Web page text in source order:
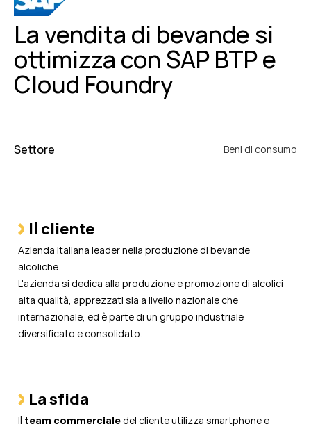
La vendita di bevande si
ottimizza con SAP BTP e
Cloud Foundry
Settore Beni di consumo
Il cliente
Azienda italiana leader nella produzione di bevande
alcoliche.
L'azienda si dedica alla produzione e promozione di alcolici
alta qualità, apprezzati sia a livello nazionale che
internazionale, ed è parte di un gruppo industriale
diversificato e consolidato.
La sfida
Il team commercialedel cliente utilizza smartphone e